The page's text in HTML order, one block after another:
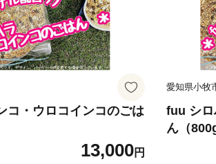
県内有数の農業地帯でもあり、食
れ、賑わいを呼んでいます。
コ・ウロコインコのごは
13,000円
愛知県小牧
fuu シロ
ん（